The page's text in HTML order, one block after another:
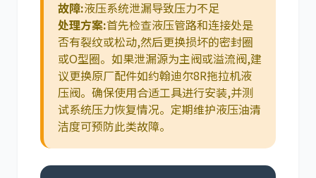
故障:液压系统泄漏导致压力不足
处理方案:首先检查液压管路和连接处是
否有裂纹或松动,然后更换损坏的密封圈
或O型圈。如果泄漏源为主阀或溢流阀,建
议更换原厂配件如约翰迪尔8R拖拉机液
压阀。确保使用合适工具进行安装,并测
试系统压力恢复情况。定期维护液压油清
洁度可预防此类故障。